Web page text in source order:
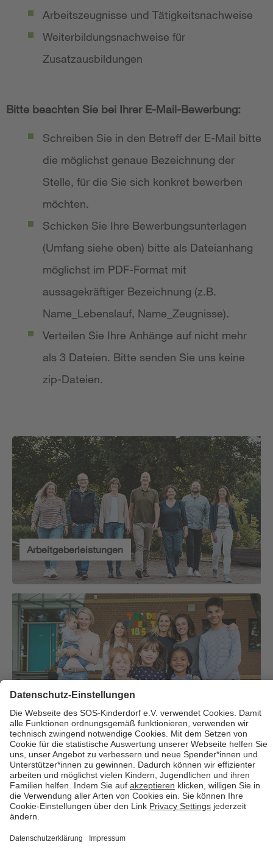
Arbeitszeugnisse und Tätigkeitsnachweise
Weiterbildungsnachweise für
Zusatzausbildungen
Bitte beachten Sie bei Ihrer E-Mail-Bewerbung:
Schreiben Sie in den Betreff der E-Mail bitte
die möglichst genaue Bezeichnung der
Stelle, für die Sie sich konkret bewerben
möchten.
Schicken Sie Ihre Bewerbungsunterlagen
(Umfang siehe oben) bitte als Dateianhang
möglichst im PDF-Format mit
aussagekräftiger Bezeichnung (z.B.
Name_Lebenslauf, Name_Zeugnisse).
Verteilen Sie Ihre Anhänge auf nicht mehr
als 3 Dateien. Bitte senden Sie uns keine
zip-Dateien.
Arbeitgeberleistungen